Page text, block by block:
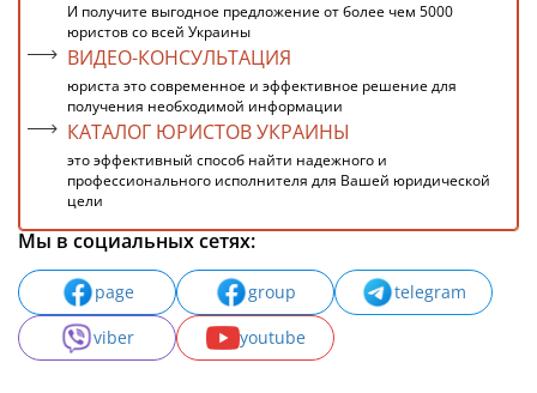
И получите выгодное предложение от более чем 5000
юристов со всей Украины
ВИДЕО-КОНСУЛЬТАЦИЯ
юриста это современное и эффективное решение для
получения необходимой информации
КАТАЛОГ ЮРИСТОВ УКРАИНЫ
это эффективный способ найти надежного и
профессионального исполнителя для Вашей юридической
цели
Мы в социальных сетях:
page group
telegram
viber
youtube